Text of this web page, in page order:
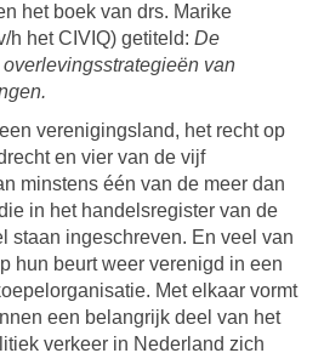
het boek van drs. Marike
h het CIVIQ) getiteld: De
van
verenigingsland, het recht op
en vier van de vijf
minstens één van de meer dan
in het handelsregister van de
staan ingeschreven. En veel van
hun beurt weer verenigd in een
Met elkaar vormt
een belangrijk deel van het
verkeer in Nederland zich